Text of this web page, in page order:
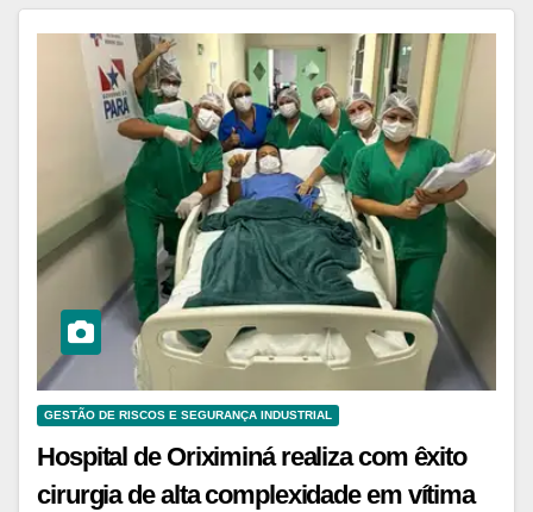
GESTÃO DE RISCOS E SEGURANÇA INDUSTRIAL
Hospital de Oriximiná realiza com êxito
cirurgia de alta complexidade em vítima